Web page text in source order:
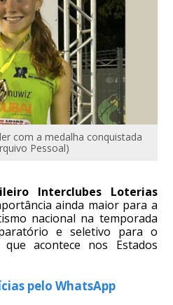
com a medalha conquistada
Pessoal)
Interclubes Loterias
ainda maior para a
nacional na temporada
e seletivo para o
acontece nos Estados
pelo WhatsApp